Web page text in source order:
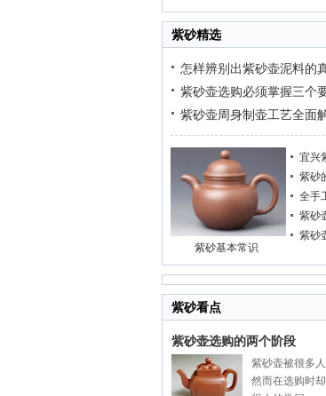
紫砂精选
怎样辨别出紫砂壶泥料的
紫砂壶选购必须掌握三个
紫砂壶周身制壶工艺全面
紫砂基本常识
宜兴
紫砂
全手
紫砂
紫砂
紫砂看点
紫砂壶选购的两个阶段
紫砂壶被很多人
然而在选购时